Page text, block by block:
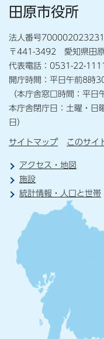
田原市役所
法人番号
〒441-3492 愛知県田原
代表電話：0531-22-1111
開庁時間：平日午前8時
（本庁舎窓口時間：平日
本庁舎閉庁日：土曜・日
日）
サイトマップ このサイ
アクセス・地図
施設
統計情報・人口と世帯